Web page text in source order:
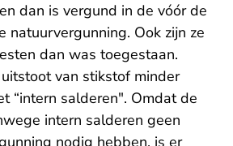
dan is vergund in de vóór de
natuurvergunning. Ook zijn ze
dan was toegestaan.
van stikstof minder
“intern salderen". Omdat de
intern salderen geen
nodig hebben, is er